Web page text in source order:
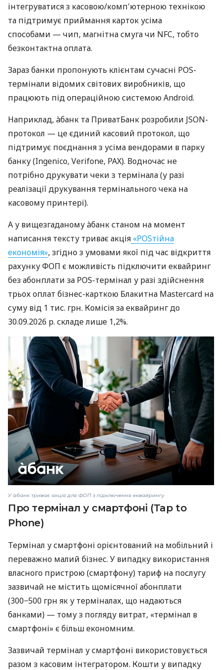
інтегруватися з касовою/комп'ютерною технікою
та підтримує приймання карток усіма
способами — чип, магнітна смуга чи NFC, тобто
безконтактна оплата.
Зараз банки пропонують клієнтам сучасні POS-
термінали відомих світових виробників, що
працюють під операційною системою Android.
Наприклад, àбанк та ПриватБанк розробили JSON-
протокол — це єдиний касовий протокол, що
підтримує поєднання з усіма вендорами в парку
банку (Ingenico, Verifone, PAX). Водночас не
потрібно друкувати чеки з термінала (у разі
реалізації друкування термінального чека на
касовому принтері).
А у вищезгаданому àбанк станом на момент
написання тексту триває акція «POSтійна
економія», згідно з умовами якої під час відкриття
рахунку ФОП є можливість підключити еквайринг
без абонплати за POS-термінал у разі здійснення
трьох оплат бізнес-карткою Блакитна Mastercard на
суму від 1 тис. грн. Комісія за еквайринг до
30.09.2026 р. складе лише 1,2%.
У àбанк триває акція для ФОП з підключення еквайрингу
Про термінал у смартфоні (Tap to
Phone)
Термінал у смартфоні орієнтований на мобільний і
переважно малий бізнес. У випадку використання
власного пристрою (смартфону) тариф на послугу
зазвичай не містить щомісячної абонплати
(300−500 грн як у терміналах, що надаються
банками) — тому з погляду витрат, «термінал в
смартфоні» є більш економним.
Зазвичай термінал у смартфоні використовується
разом з касовим інтегратором. Кошти у випадку